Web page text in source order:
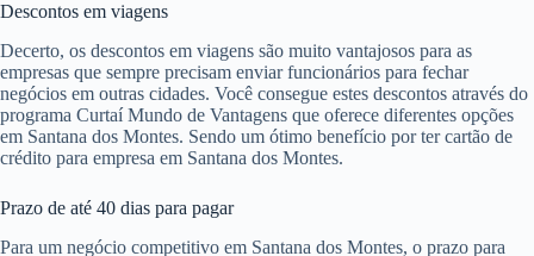
Descontos em viagens
Decerto, os descontos em viagens são muito vantajosos para as
empresas que sempre precisam enviar funcionários para fechar
negócios em outras cidades. Você consegue estes descontos através do
programa Curtaí Mundo de Vantagens que oferece diferentes opções
em Santana dos Montes. Sendo um ótimo benefício por ter cartão de
crédito para empresa em Santana dos Montes.
Prazo de até 40 dias para pagar
Para um negócio competitivo em Santana dos Montes, o prazo para